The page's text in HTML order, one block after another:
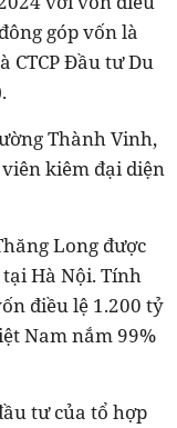
góp vốn là
CTCP Đầu tư Du
Thành Vinh,
kiêm đại diện
Long được
Hà Nội. Tính
điều lệ 1.200 tỷ
Nam nắm 99%
tư của tổ hợp